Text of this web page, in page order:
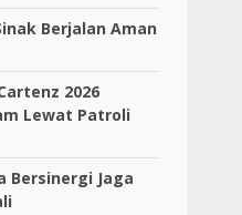
Berjalan Aman
2026
Lewat Patroli
Bersinergi Jaga